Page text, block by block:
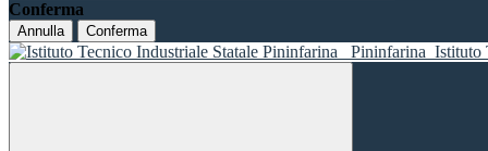
Conferma
Annulla Conferma
Pininfarina Istituto